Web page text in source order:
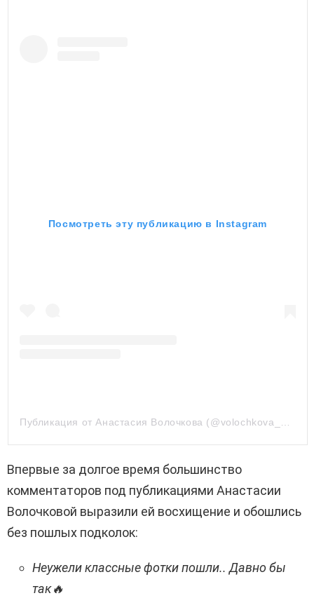
Посмотреть эту публикацию в Instagram
Впервые за долгое время большинство
комментаторов под публикациями Анастасии
Волочковой выразили ей восхищение и обошлись
без пошлых подколок:
Неужели классные фотки пошли.. Давно бы
так🔥